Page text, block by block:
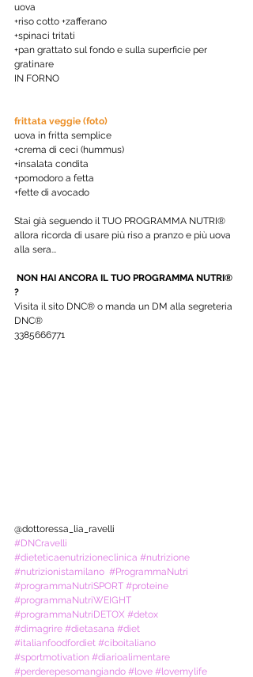
uova
+riso cotto +zafferano
+spinaci tritati
+pan grattato sul fondo e sulla superficie per
gratinare
IN FORNO
frittata veggie (foto)
uova in fritta semplice
+crema di ceci (hummus)
+insalata condita
+pomodoro a fetta
+fette di avocado
Stai già seguendo il TUO PROGRAMMA NUTRI®
allora ricorda di usare più riso a pranzo e più uova
alla sera...
NON HAI ANCORA IL TUO PROGRAMMA NUTRI®
?
Visita il sito DNC® o manda un DM alla segreteria
DNC®
3385666771
@dottoressa_lia_ravelli
#DNCravelli
#dieteticaenutrizioneclinica #nutrizione
#nutrizionistamilano #ProgrammaNutri
#programmaNutriSPORT #proteine
#programmaNutriWEIGHT
#programmaNutriDETOX #detox
#dimagrire #dietasana #diet
#italianfoodfordiet #ciboitaliano
#sportmotivation #diarioalimentare
#perderepesomangiando #love #lovemylife